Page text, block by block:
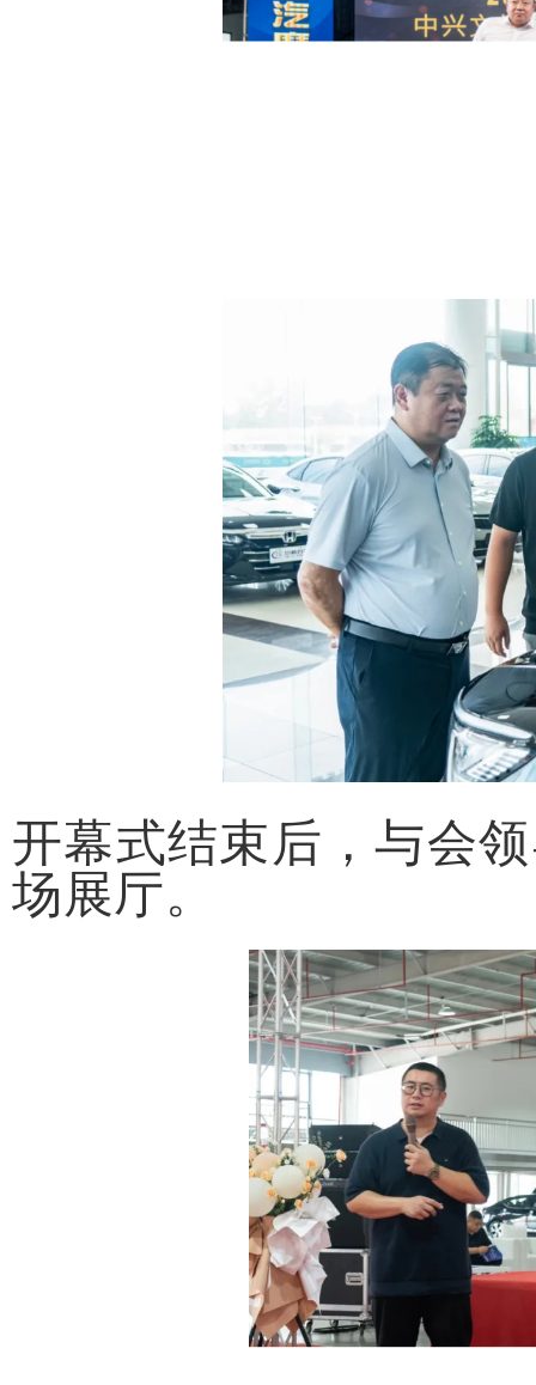
开幕式结束后，与会
场展厅。